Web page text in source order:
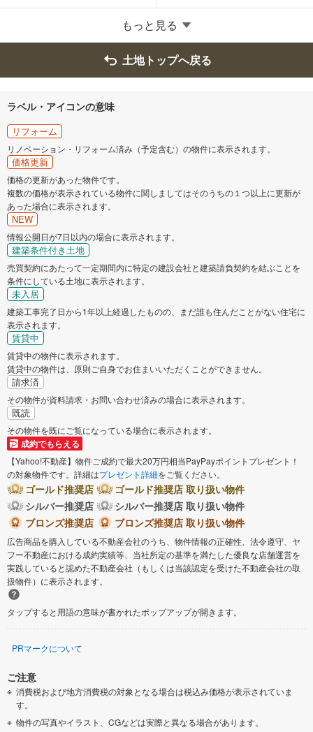
大阪府のそのほかの地域
豊中市
泉大津市
貝塚市
枚方市 茨木市
八尾市 泉佐野市
富田林市 寝屋川市
河内長野市 松原市
大東市
箕面市 柏原市
羽曳野市
摂津市
藤井寺市 東大阪市
泉南市 四條畷市
交野市 大阪狭山市
阪南市
豊能郡豊能町 豊能郡能勢町
泉南郡熊取町
南河内郡太子町
もっと見る
土地トップへ戻る
ラベル・アイコンの意味
リフォーム
リノベーション・リフォーム済み（予定含む）の物件に表示されます。
価格更新
価格の更新があった物件です。
複数の価格が表示されている物件に関しましてはそのうちの１つ以上に更新が
あった場合に表示されます。
NEW
情報公開日が7日以内の場合に表示されます。
建築条件付き土地
売買契約にあたって一定期間内に特定の建設会社と建築請負契約を結ぶことを
条件にしている土地に表示されます。
未入居
建築工事完了日から1年以上経過したものの、まだ誰も住んだことがない住宅に
表示されます。
賃貸中
賃貸中の物件に表示されます。
賃貸中の物件は、原則ご自身でお住まいいただくことができません。
請求済
その物件が資料請求・お問い合わせ済みの場合に表示されます。
既読
その物件を既にご覧になっている場合に表示されます。
成約でもらえる
【Yahoo!不動産】物件ご成約で最大20万円相当PayPayポイントプレゼント！
の対象物件です。詳細はプレゼント詳細をご覧ください。
ゴールド推奨店
ゴールド推奨店 取り扱い物件
シルバー推奨店
シルバー推奨店 取り扱い物件
ブロンズ推奨店
ブロンズ推奨店 取り扱い物件
広告商品を購入している不動産会社のうち、物件情報の正確性、法令遵守、ヤ
フー不動産における成約実績等、当社所定の基準を満たした優良な店舗運営を
実践していると認めた不動産会社（もしくは当該認定を受けた不動産会社の取
扱物件）に表示されます。
タップすると用語の意味が書かれたポップアップが開きます。
PRマークについて
ご注意
消費税および地方消費税の対象となる場合は税込み価格が表示されていま
す。
物件の写真やイラスト、CGなどは実際と異なる場合があります。